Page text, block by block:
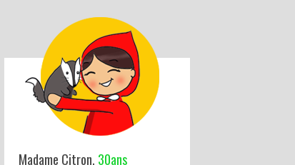
Madame Citron, 30ans